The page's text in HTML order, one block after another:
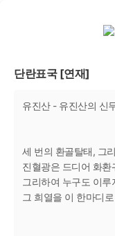
단란표국 [연재]
유진산 - 유진산의 신
세 번의 환골탈태, 그
진혈광은 드디어 화
그리하여 누구도 이
그 희열을 이 한마디